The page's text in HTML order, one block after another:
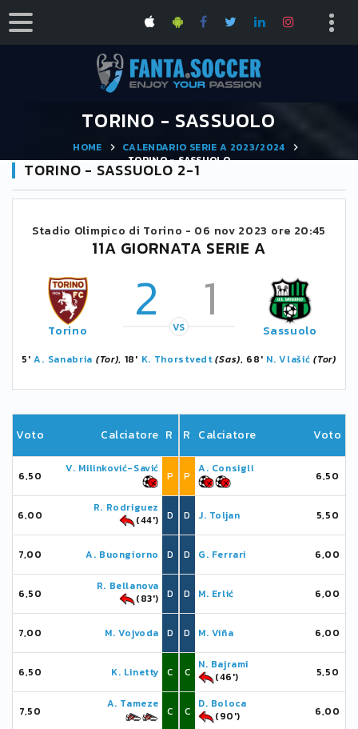
TORINO - SASSUOLO
HOME
CALENDARIO SERIE A 2023/2024
TORINO - SASSUOLO
TORINO - SASSUOLO 2-1
Stadio Olimpico di Torino - 06 nov 2023 ore 20:45
11A GIORNATA SERIE A
Torino 2 1
VS Sassuolo
5'A. Sanabria (Tor), 18' K. Thorstvedt (Sas), 68' N. Vlašić (Tor)
Voto Calciatore R
6,50
V. Milinković-Savić
P
6,00
R. Rodriguez
(44')
D
7,00 A. Buongiorno D
6,50
R. Bellanova
(83')
D
7,00 M. Vojvoda D
6,50 K. Linetty C
7,50
A. Tameze
C
R Calciatore Voto
P
A. Consigli
6,50
D J. Toljan 5,50
D G. Ferrari 6,00
D M. Erlić 6,00
D M. Viña 6,00
C
N. Bajrami
(46')
5,50
C
D. Boloca
(90')
6,00